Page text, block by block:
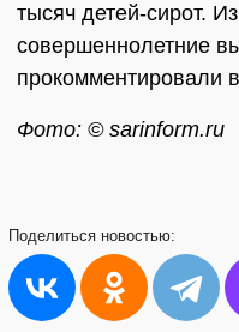
тысяч детей-сирот.
совершеннолетние
прокомментировали
Фото: © sarinform.ru
Поделиться новостью: